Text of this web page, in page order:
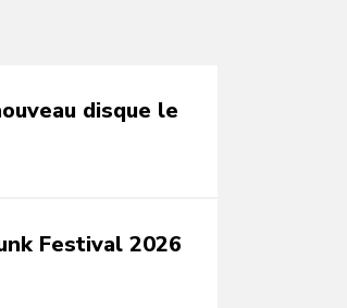
disque le
Festival 2026